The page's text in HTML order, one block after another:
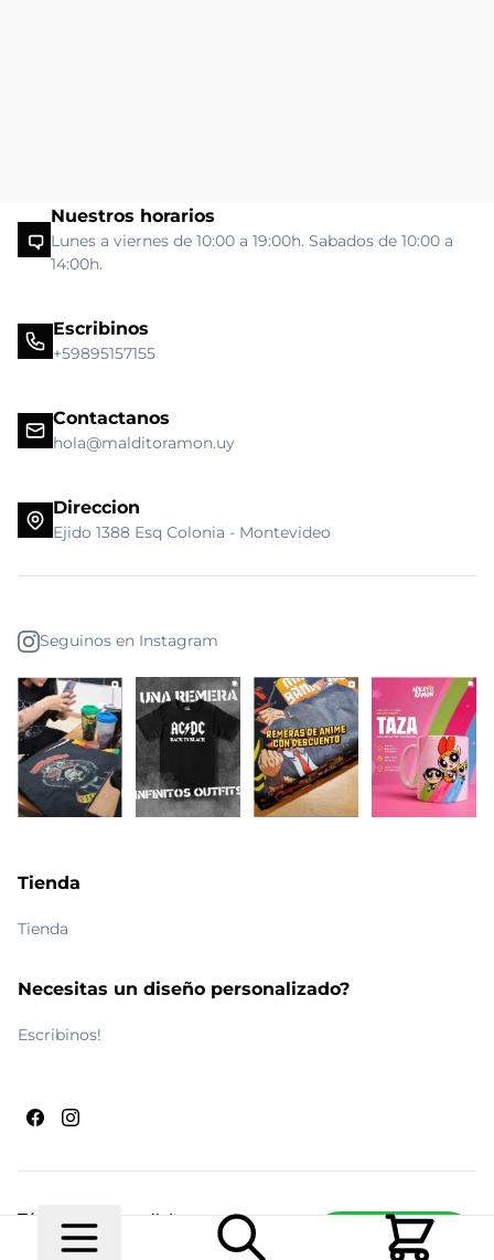
Escribinos
Nuestros horarios
Lunes a viernes de 10:00 a 19:00h. Sabados de 10:00 a
14:00h.
Escribinos
+59895157155
Contactanos
hola@malditoramon.uy
Direccion
Ejido 1388 Esq Colonia - Montevideo
Seguinos en Instagram
Tienda
Tienda
Necesitas un diseño personalizado?
Escribinos!
© 2026 Maldito RamónRealizado por Ecwid de
Términos y condiciones